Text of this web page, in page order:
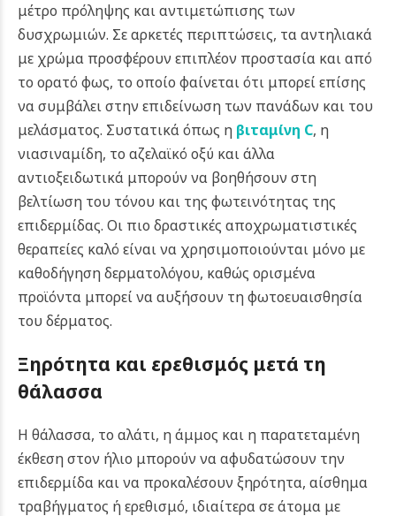
μέτρο πρόληψης και αντιμετώπισης των
δυσχρωμιών. Σε αρκετές περιπτώσεις, τα αντηλιακά
με χρώμα προσφέρουν επιπλέον προστασία και από
το ορατό φως, το οποίο φαίνεται ότι μπορεί επίσης
να συμβάλει στην επιδείνωση των πανάδων και του
μελάσματος. Συστατικά όπως η βιταμίνη C, η
νιασιναμίδη, το αζελαϊκό οξύ και άλλα
αντιοξειδωτικά μπορούν να βοηθήσουν στη
βελτίωση του τόνου και της φωτεινότητας της
επιδερμίδας. Οι πιο δραστικές αποχρωματιστικές
θεραπείες καλό είναι να χρησιμοποιούνται μόνο με
καθοδήγηση δερματολόγου, καθώς ορισμένα
προϊόντα μπορεί να αυξήσουν τη φωτοευαισθησία
του δέρματος.
Ξηρότητα και ερεθισμός μετά τη
θάλασσα
Η θάλασσα, το αλάτι, η άμμος και η παρατεταμένη
έκθεση στον ήλιο μπορούν να αφυδατώσουν την
επιδερμίδα και να προκαλέσουν ξηρότητα, αίσθημα
τραβήγματος ή ερεθισμό, ιδιαίτερα σε άτομα με